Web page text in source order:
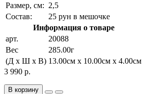
Размер, см: 2,5
Состав:
25 рун в мешочке
Информация о товаре
арт.
20088
Вес
285.00г
(Д x Ш x В) 13.00см x 10.00см x 4.00см
3 990 р.
В корзину